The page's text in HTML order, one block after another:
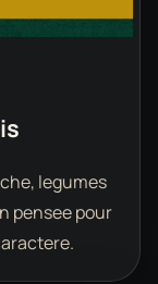
legumes
pensee pour